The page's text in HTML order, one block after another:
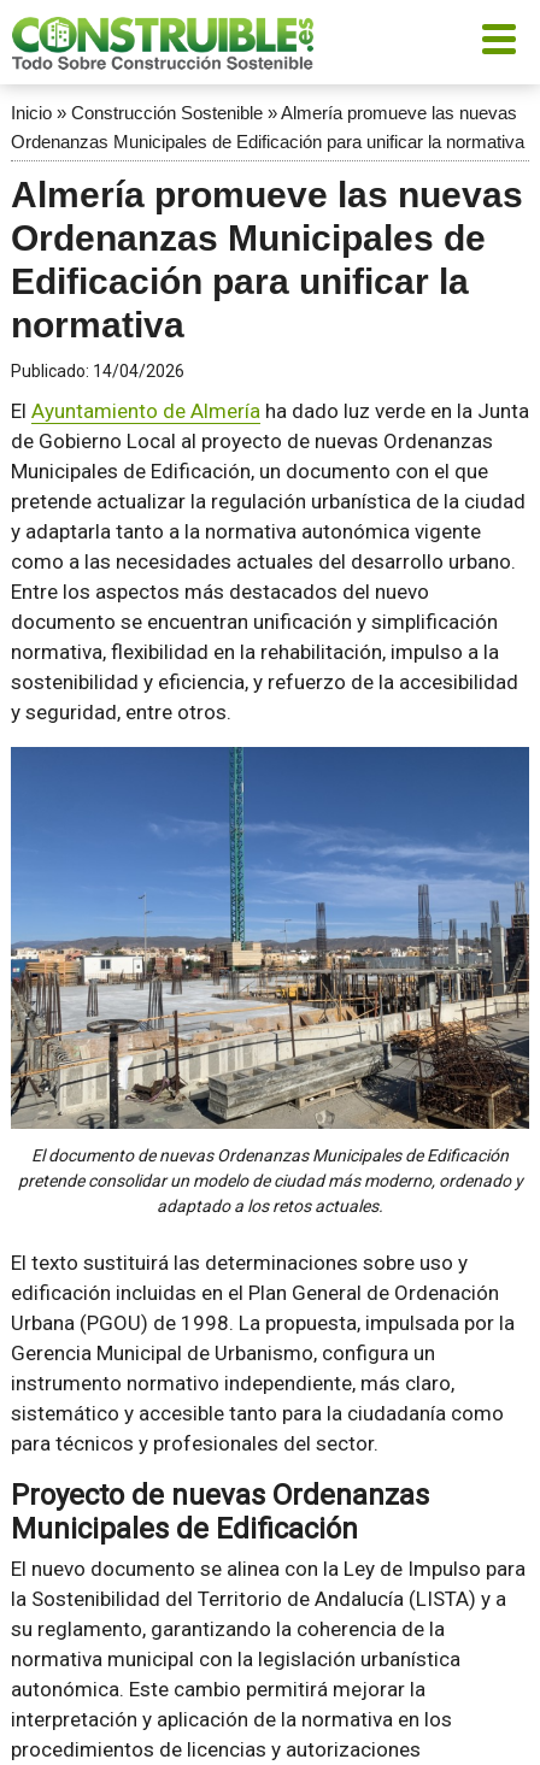
Inicio» Construcción Sostenible»Almería promueve las nuevas
Ordenanzas Municipales de Edificación para unificar la normativa
Almería promueve las nuevas
Ordenanzas Municipales de
Edificación para unificar la
normativa
Publicado: 14/04/2026
El Ayuntamiento de Almeríaha dado luz verde en la Junta
de Gobierno Local al proyecto de nuevas Ordenanzas
Municipales de Edificación, un documento con el que
pretende actualizar la regulación urbanística de la ciudad
y adaptarla tanto a la normativa autonómica vigente
como a las necesidades actuales del desarrollo urbano.
Entre los aspectos más destacados del nuevo
documento se encuentran unificación y simplificación
normativa, flexibilidad en la rehabilitación, impulso a la
sostenibilidad y eficiencia, y refuerzo de la accesibilidad
y seguridad, entre otros.
El documento de nuevas Ordenanzas Municipales de Edificación
pretende consolidar un modelo de ciudad más moderno, ordenado y
adaptado a los retos actuales.
El texto sustituirá las determinaciones sobre uso y
edificación incluidas en el Plan General de Ordenación
Urbana (PGOU) de 1998. La propuesta, impulsada por la
Gerencia Municipal de Urbanismo, configura un
instrumento normativo independiente, más claro,
sistemático y accesible tanto para la ciudadanía como
para técnicos y profesionales del sector.
Proyecto de nuevas Ordenanzas
Municipales de Edificación
El nuevo documento se alinea con la Ley de Impulso para
la Sostenibilidad del Territorio de Andalucía (LISTA) y a
su reglamento, garantizando la coherencia de la
normativa municipal con la legislación urbanística
autonómica. Este cambio permitirá mejorar la
interpretación y aplicación de la normativa en los
procedimientos de licencias y autorizaciones